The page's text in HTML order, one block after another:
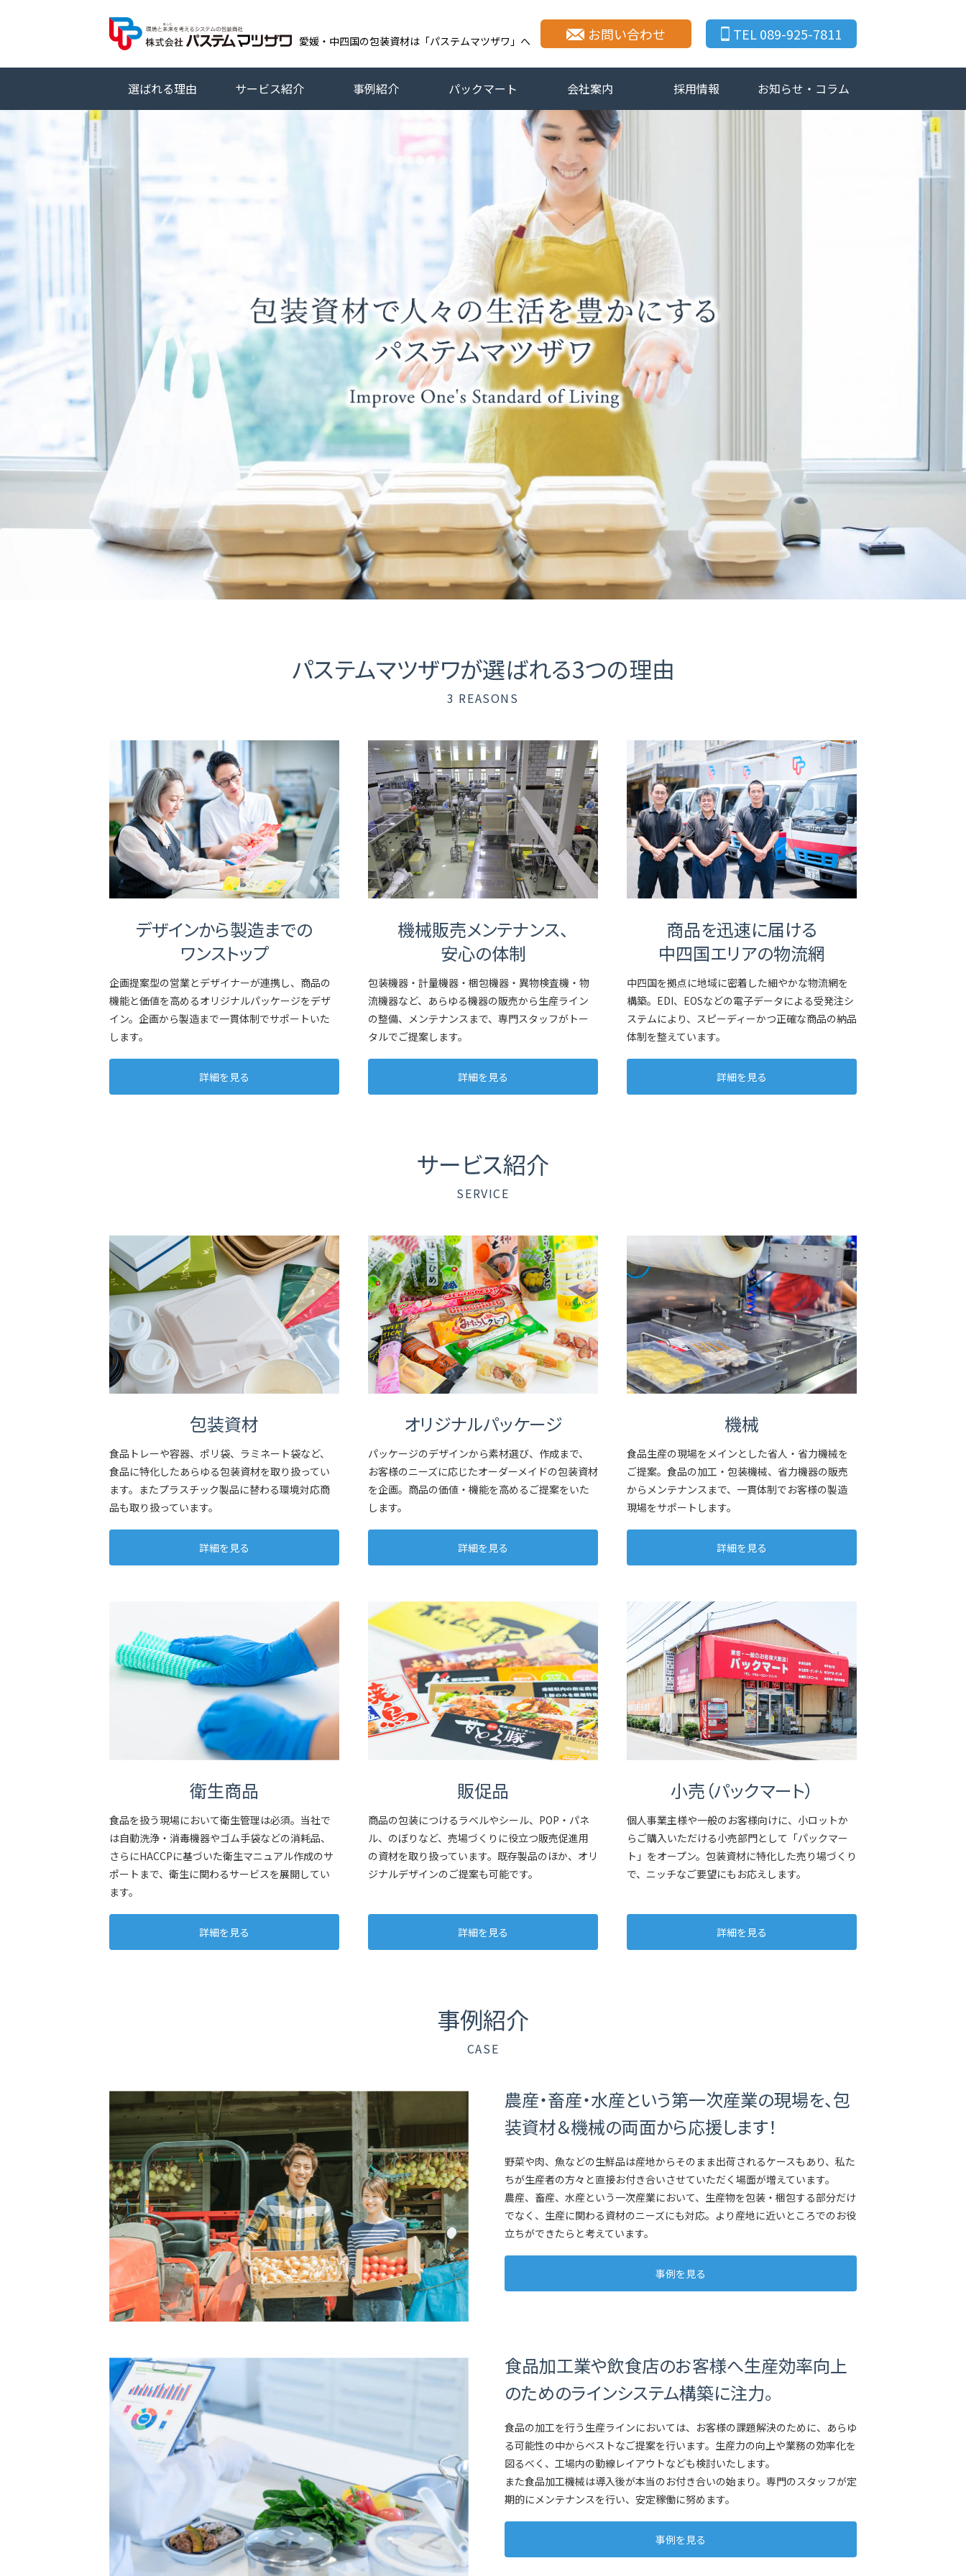
株式会社パステムマツザワ
愛媛・中四国の包装資材は「パステムマツザワ」へ お問い合わせ TEL 089-925-7811
選ばれる理由 サービス紹介 事例紹介 パックマート 会社案内 採用情報 お知らせ・コラム
パステムマツザワが選ばれる3つの理由
3 REASONS
デザインから製造までの
ワンストップ
企画提案型の営業とデザイナーが連携し、商品の
機能と価値を高めるオリジナルパッケージをデザ
イン。企画から製造まで一貫体制でサポートいた
します。
詳細を見る
機械販売メンテナンス、
安心の体制
包装機器・計量機器・梱包機器・異物検査機・物
流機器など、あらゆる機器の販売から生産ライン
の整備、メンテナンスまで、専門スタッフがトー
タルでご提案します。
詳細を見る
商品を迅速に届ける
中四国エリアの物流網
中四国を拠点に地域に密着した細やかな物流網を
構築。EDI、EOSなどの電子データによる受発注シ
ステムにより、スピーディーかつ正確な商品の納品
体制を整えています。
詳細を見る
サービス紹介
SERVICE
包装資材
食品トレーや容器、ポリ袋、ラミネート袋など、
食品に特化したあらゆる包装資材を取り扱ってい
ます。またプラスチック製品に替わる環境対応商
品も取り扱っています。
詳細を見る
オリジナルパッケージ
パッケージのデザインから素材選び、作成まで、
お客様のニーズに応じたオーダーメイドの包装資材
を企画。商品の価値・機能を高めるご提案をいた
します。
詳細を見る
機械
食品生産の現場をメインとした省人・省力機械を
ご提案。食品の加工・包装機械、省力機器の販売
からメンテナンスまで、一貫体制でお客様の製造
現場をサポートします。
詳細を見る
衛生商品
食品を扱う現場において衛生管理は必須。当社で
は自動洗浄・消毒機器やゴム手袋などの消耗品、
さらにHACCPに基づいた衛生マニュアル作成のサ
ポートまで、衛生に関わるサービスを展開してい
ます。
詳細を見る
販促品
商品の包装につけるラベルやシール、POP・パネ
ル、のぼりなど、売場づくりに役立つ販売促進用
の資材を取り扱っています。既存製品のほか、オリ
ジナルデザインのご提案も可能です。
詳細を見る
小売（パックマート）
個人事業主様や一般のお客様向けに、小ロットか
らご購入いただける小売部門として「パックマー
ト」をオープン。包装資材に特化した売り場づくり
で、ニッチなご要望にもお応えします。
詳細を見る
事例紹介
CASE
農産・畜産・水産という第一次産業の現場を、包
装資材＆機械の両面から応援します！
野菜や肉、魚などの生鮮品は産地からそのまま出荷されるケースもあり、私た
ちが生産者の方々と直接お付き合いさせていただく場面が増えています。
農産、畜産、水産という一次産業において、生産物を包装・梱包する部分だけ
でなく、生産に関わる資材のニーズにも対応。より産地に近いところでのお役
立ちができたらと考えています。
事例を見る
食品加工業や飲食店のお客様へ生産効率向上
のためのラインシステム構築に注力。
食品の加工を行う生産ラインにおいては、お客様の課題解決のために、あらゆ
る可能性の中からベストなご提案を行います。生産力の向上や業務の効率化を
図るべく、工場内の動線レイアウトなども検討いたします。
また食品加工機械は導入後が本当のお付き合いの始まり。専門のスタッフが定
期的にメンテナンスを行い、安定稼働に努めます。
事例を見る